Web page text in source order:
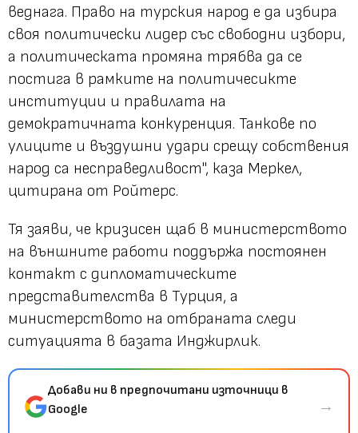
веднага. Право на турския народ е да избира
своя политически лидер със свободни избори,
а политическата промяна трябва да се
постига в рамките на политичесикте
институции и правилата на
демократичната конкуренция. Танкове по
улиците и въздушни удари срещу собствения
народ са несправедливост", каза Меркел,
цитирана от Ройтерс.
Тя заяви, че кризисен щаб в министерството
на външните работи поддържа постоянен
контакт с дипломатическите
представителства в Турция, а
министерството на отбраната следи
ситуацията в базата Инджирлик.
Добави ни в предпочитани източници в
Google
→